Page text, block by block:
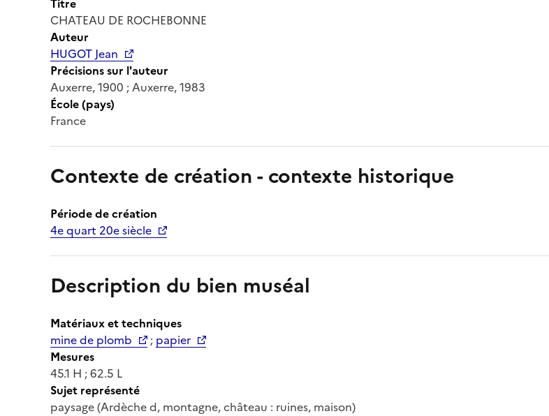
CHATEAU DE ROCHEBONNE
Auteur
HUGOT Jean
Précisions sur l'auteur
Auxerre, 1900 ; Auxerre, 1983
École (pays)
France
Contexte de création - contexte historique
Période de création
4e quart 20e siècle
Description du bien muséal
Matériaux et techniques
mine de plomb
; papier
Mesures
45.1 H ; 62.5 L
Sujet représenté
paysage (Ardèche d, montagne, château : ruines, maison)